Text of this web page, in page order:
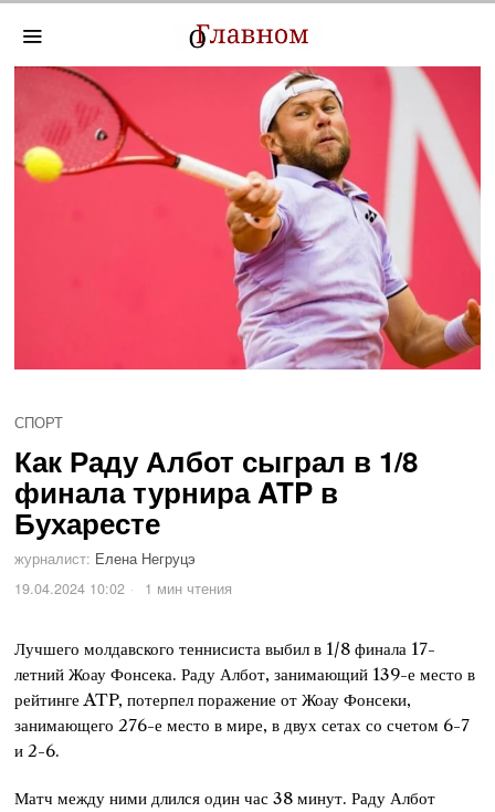
СПОРТ
Как Раду Албот сыграл в 1/8
финала турнира ATP в
Бухаресте
журналист: Елена Негруцэ
19.04.2024 10:02
1 мин чтения
Лучшего молдавского теннисиста выбил в 1/8 финала 17-
летний Жоау Фонсека. Раду Албот, занимающий 139-е место в
рейтинге ATP, потерпел поражение от Жоау Фонсеки,
занимающего 276-е место в мире, в двух сетах со счетом 6-7
и 2-6.
Матч между ними длился один час 38 минут. Раду Албот